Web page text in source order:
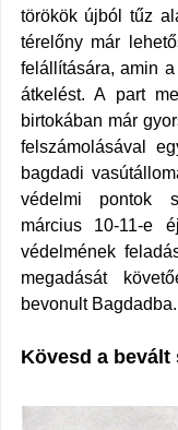
törökök újból tűz
térelőny már
felállítására, amin
átkelést. A part
birtokában már
felszámolásával
bagdadi
védelmi pontok
március 10-11-e
védelmének
megadását
bevonult Bagdadba.
Kövesd a